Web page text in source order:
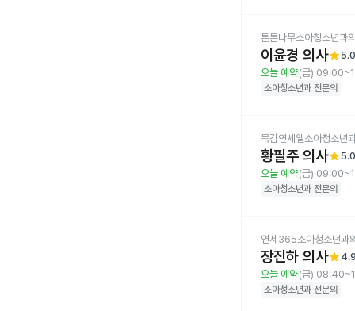
튼튼나무소아청소년과
이윤경 의사star5.0
오늘 예약(금)
소아청소년과 전문의
목감연세엘소아청소년
황필주 의사star5.0
오늘 예약(금)
소아청소년과 전문의
연세365소아청소년과
장진하 의사star
오늘 예약(금)
소아청소년과 전문의